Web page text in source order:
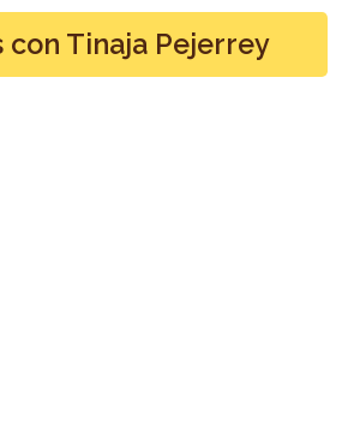
con Tinaja Pejerrey